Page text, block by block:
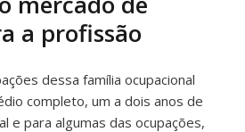
a profissão
dessa família ocupacional
completo, um a dois anos de
e para algumas das ocupações,